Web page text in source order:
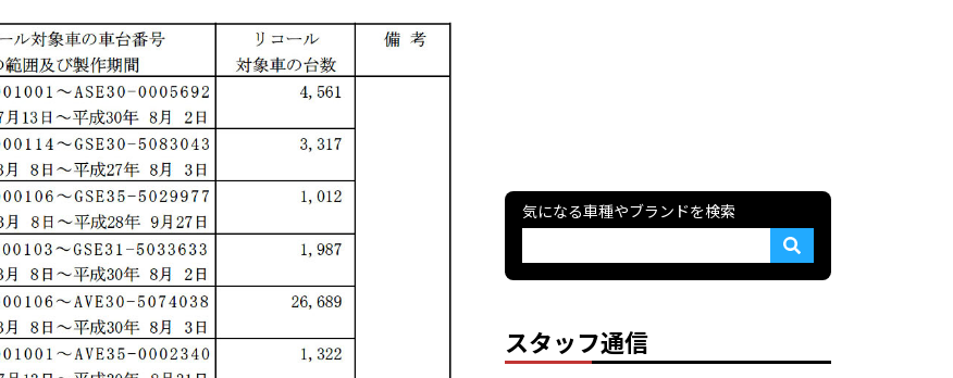
気になる車種やブランドを検索
スタッフ通信